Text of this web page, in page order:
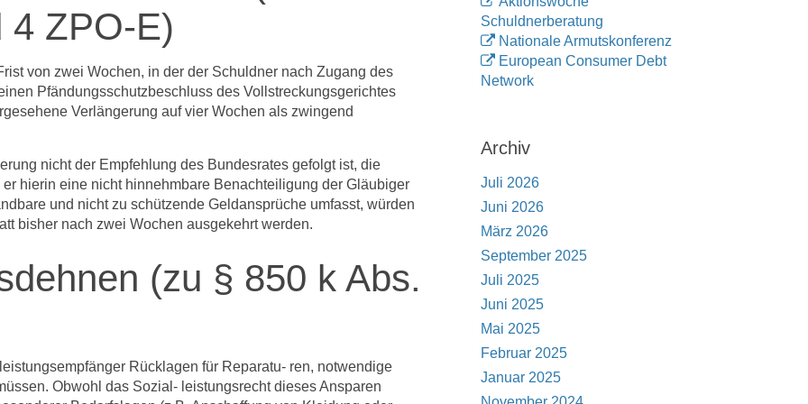
4 ZPO-E)
von zwei Wochen, in der der Schuldner nach Zugang des
Pfändungsschutzbeschluss des Vollstreckungsgerichtes
Verlängerung auf vier Wochen als zwingend
nicht der Empfehlung des Bundesrates gefolgt ist, die
hierin eine nicht hinnehmbare Benachteiligung der Gläubiger
und nicht zu schützende Geldansprüche umfasst, würden
bisher nach zwei Wochen ausgekehrt werden.
(zu § 850 k Abs.
Rücklagen für Reparatu- ren, notwendige
Obwohl das Sozial- leistungsrecht dieses Ansparen
Schuldnerberatung
Nationale Armutskonferenz
European Consumer Debt
Network
Archiv
Juli 2026
Juni 2026
März 2026
September 2025
Juli 2025
Juni 2025
Mai 2025
Februar 2025
Januar 2025